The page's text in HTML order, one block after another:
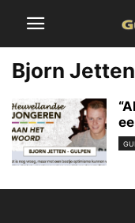
Bjorn Jetten